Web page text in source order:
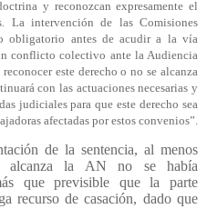
y reconozcan expresamente el
La intervención de las Comisiones
obligatorio antes de acudir a la vía
conflicto colectivo ante la Audiencia
este derecho o no se alcanza
con las actuaciones necesarias y
judiciales para que este derecho sea
afectadas por estos convenios”.
de la sentencia, al menos
alcanza la AN no se había
que previsible que la parte
recurso de casación, dado que